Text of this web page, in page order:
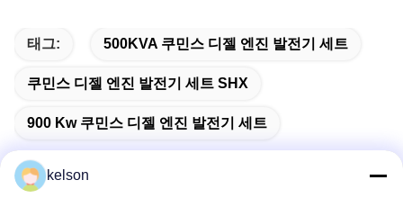
태그: 500KVA 쿠민스 디젤 엔진 발전기 세트
쿠민스 디젤 엔진 발전기 세트 SHX
900 Kw 쿠민스 디젤 엔진 발전기 세트
kelson